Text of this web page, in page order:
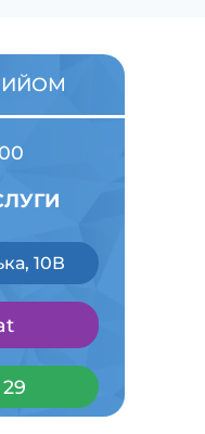
10В